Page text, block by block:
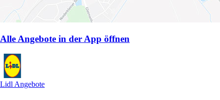
Alle Angebote in der App öffnen
Lidl Angebote